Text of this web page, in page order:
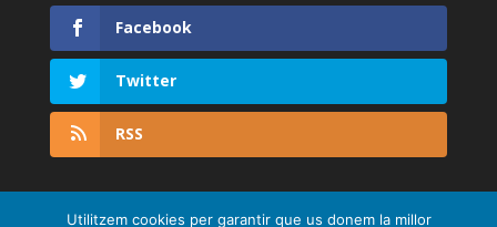
Facebook
Twitter
RSS
Utilitzem cookies per garantir que us donem la millor